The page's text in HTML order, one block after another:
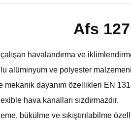
Afs
havalandırma ve
alüminyum ve polyester
mekanik dayanım özellikleri EN
hava kanalları sızdırmazdır.
bükülme ve sıkıştırılabilme